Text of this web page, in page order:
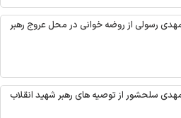
رسولی از روضه خوانی در محل عروج رهبر
سلحشور از توصیه های رهبر شهید انقلاب